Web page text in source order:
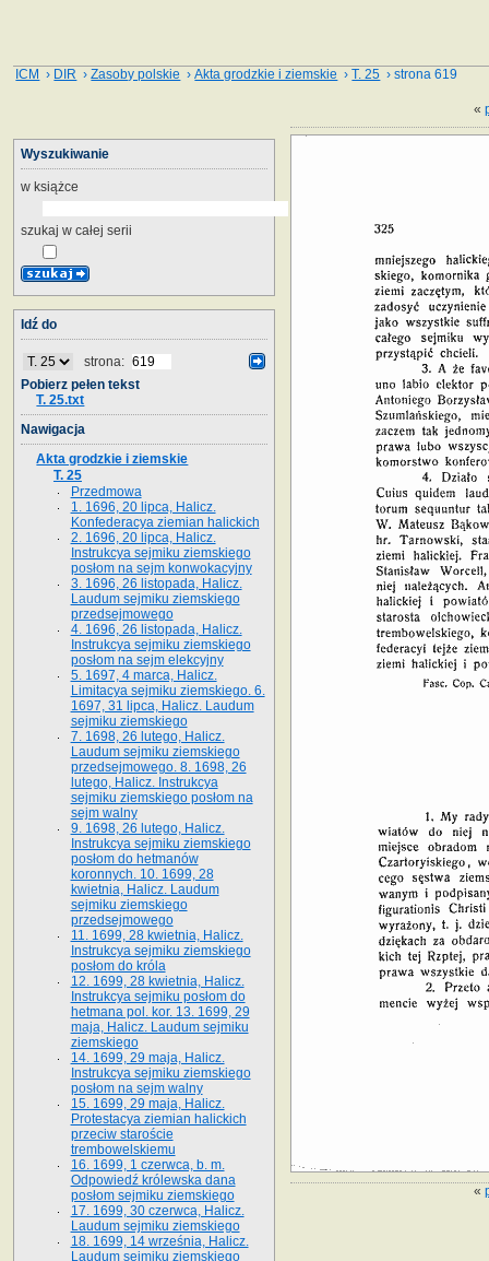
ICM › DIR ›Zasoby polskie ›Akta grodzkie i ziemskie ›T. 25 › strona 619
«
«
Wyszukiwanie
w książce
szukaj w całej serii
Idź do
strona:
Pobierz pełen tekst
T. 25.txt
Nawigacja
Akta grodzkie i ziemskie
T. 25
Przedmowa
1. 1696, 20 lipca, Halicz.
Konfederacya ziemian halickich
2. 1696, 20 lipca, Halicz.
Instrukcya sejmiku ziemskiego
posłom na sejm konwokacyjny
3. 1696, 26 listopada, Halicz.
Laudum sejmiku ziemskiego
przedsejmowego
4. 1696, 26 listopada, Halicz.
Instrukcya sejmiku ziemskiego
posłom na sejm elekcyjny
5. 1697, 4 marca, Halicz.
Limitacya sejmiku ziemskiego. 6.
1697, 31 lipca, Halicz. Laudum
sejmiku ziemskiego
7. 1698, 26 lutego, Halicz.
Laudum sejmiku ziemskiego
przedsejmowego. 8. 1698, 26
lutego, Halicz. Instrukcya
sejmiku ziemskiego posłom na
sejm walny
9. 1698, 26 lutego, Halicz.
Instrukcya sejmiku ziemskiego
posłom do hetmanów
koronnych. 10. 1699, 28
kwietnia, Halicz. Laudum
sejmiku ziemskiego
przedsejmowego
11. 1699, 28 kwietnia, Halicz.
Instrukcya sejmiku ziemskiego
posłom do króla
12. 1699, 28 kwietnia, Halicz.
Instrukcya sejmiku posłom do
hetmana pol. kor. 13. 1699, 29
maja, Halicz. Laudum sejmiku
ziemskiego
14. 1699, 29 maja, Halicz.
Instrukcya sejmiku ziemskiego
posłom na sejm walny
15. 1699, 29 maja, Halicz.
Protestacya ziemian halickich
przeciw staroście
trembowelskiemu
16. 1699, 1 czerwca, b. m.
Odpowiedź królewska dana
posłom sejmiku ziemskiego
17. 1699, 30 czerwca, Halicz.
Laudum sejmiku ziemskiego
18. 1699, 14 września, Halicz.
Laudum sejmiku ziemskiego